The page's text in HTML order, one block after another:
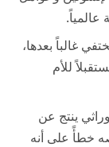
غالباً بعدها،
للأم
ينتج عن
خطأً على أنه